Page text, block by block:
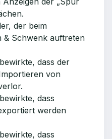
der beim
& Schwenk auftreten
dass der
von
dass
werden
dass